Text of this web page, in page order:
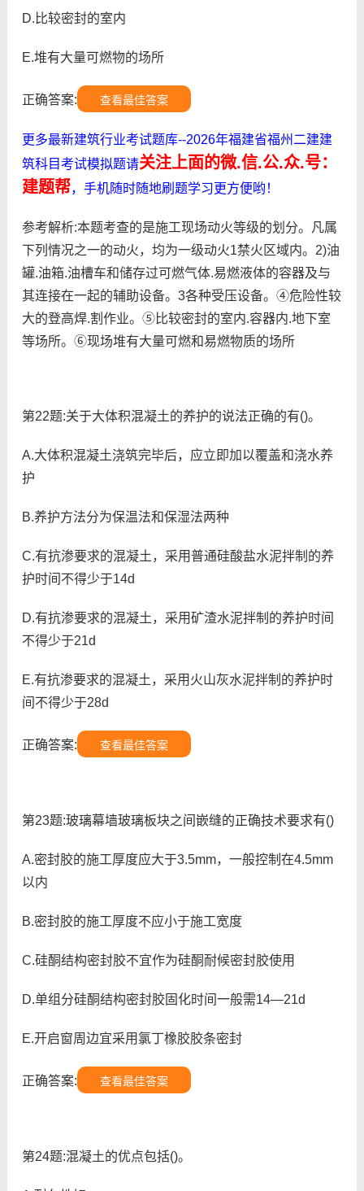
D.比较密封的室内
E.堆有大量可燃物的场所
正确答案: 查看最佳答案
更多最新建筑行业考试题库--2026年福建省福州二建建
筑科目考试模拟题请关注上面的微.信.公.众.号：
建题帮，手机随时随地刷题学习更方便哟！
参考解析:本题考查的是施工现场动火等级的划分。凡属
下列情况之一的动火，均为一级动火1禁火区域内。2)油
罐.油箱.油槽车和储存过可燃气体.易燃液体的容器及与
其连接在一起的辅助设备。3各种受压设备。④危险性较
大的登高焊.割作业。⑤比较密封的室内.容器内.地下室
等场所。⑥现场堆有大量可燃和易燃物质的场所
第22题:关于大体积混凝土的养护的说法正确的有()。
A.大体积混凝土浇筑完毕后，应立即加以覆盖和浇水养
护
B.养护方法分为保温法和保湿法两种
C.有抗渗要求的混凝土，采用普通硅酸盐水泥拌制的养
护时间不得少于14d
D.有抗渗要求的混凝土，采用矿渣水泥拌制的养护时间
不得少于21d
E.有抗渗要求的混凝土，采用火山灰水泥拌制的养护时
间不得少于28d
正确答案: 查看最佳答案
第23题:玻璃幕墙玻璃板块之间嵌缝的正确技术要求有()
A.密封胶的施工厚度应大于3.5mm，一般控制在4.5mm
以内
B.密封胶的施工厚度不应小于施工宽度
C.硅酮结构密封胶不宜作为硅酮耐候密封胶使用
D.单组分硅酮结构密封胶固化时间一般需14—21d
E.开启窗周边宜采用氯丁橡胶胶条密封
正确答案: 查看最佳答案
第24题:混凝土的优点包括()。